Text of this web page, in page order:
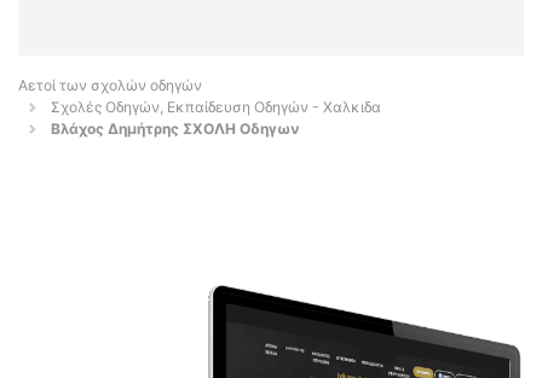
Αετοί των σχολών οδηγών
Σχολές Οδηγών, Εκπαίδευση Οδηγών - Χαλκιδα
Βλάχος Δημήτρης ΣΧΟΛΗ Οδηγων